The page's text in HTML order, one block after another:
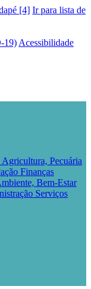
[4] Ir para lista de
19) Acessibilidade
Agricultura, Pecuária
Finanças
Bem-Estar
Serviços